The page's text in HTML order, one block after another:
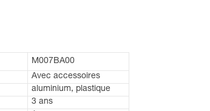
M007BA00
Avec accessoires
aluminium, plastique
3 ans